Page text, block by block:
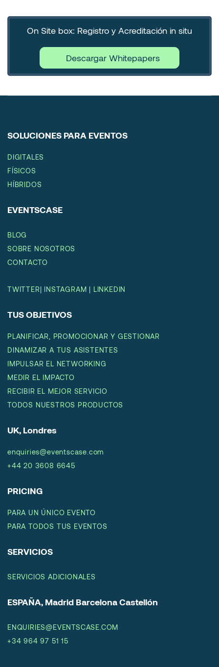
On Site box: Registro y Acreditación in situ
Descargar Whitepapers
SOLUCIONES PARA EVENTOS
DIGITALES
FÍSICOS
HÍBRIDOS
EVENTSCASE
BLOG
SOBRE NOSOTROS
CONTACTO
TWITTER| INSTAGRAM | LINKEDIN
TUS OBJETIVOS
PLANIFICAR, PROMOCIONAR Y GESTIONAR
DINAMIZAR A TUS ASISTENTES
IMPULSAR EL NETWORKING
MEDIR EL IMPACTO
RECIBIR EL MEJOR SERVICIO
TODOS NUESTROS PRODUCTOS
UK, Londres
enquiries@eventscase.com
+44 20 3608 6645
PRICING
PARA UN ÚNICO EVENTO
PARA TODOS TUS EVENTOS
SERVICIOS
SERVICIOS ADICIONALES
ESPAÑA, Madrid Barcelona Castellón
ENQUIRIES@EVENTSCASE.COM
+34 964 97 51 15